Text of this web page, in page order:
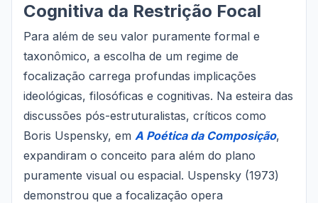
Cognitiva da Restrição Focal
Para além de seu valor puramente formal e
taxonômico, a escolha de um regime de
focalização carrega profundas implicações
ideológicas, filosóficas e cognitivas. Na esteira das
discussões pós-estruturalistas, críticos como
Boris Uspensky, em A Poética da Composição,
expandiram o conceito para além do plano
puramente visual ou espacial. Uspensky (1973)
demonstrou que a focalização opera